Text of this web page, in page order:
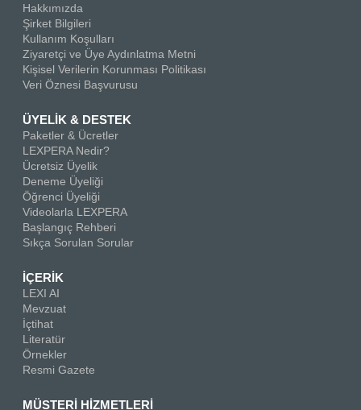
Hakkımızda
Şirket Bilgileri
Kullanım Koşulları
Ziyaretçi ve Üye Aydınlatma Metni
Kişisel Verilerin Korunması Politikası
Veri Öznesi Başvurusu
ÜYELİK & DESTEK
Paketler & Ücretler
LEXPERA Nedir?
Ücretsiz Üyelik
Deneme Üyeliği
Öğrenci Üyeliği
Videolarla LEXPERA
Başlangıç Rehberi
Sıkça Sorulan Sorular
İÇERİK
LEXI AI
Mevzuat
İçtihat
Literatür
Örnekler
Resmi Gazete
MÜSTERİ HİZMETLERİ